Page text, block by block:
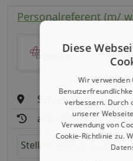
Personalreferent (m/
Schweinfurt
aktualisiert seit:
Stellenbeschreibung:
Diese
Wir verwenden
verbessern. Durch
unserer
Verwendung von
Cookie-Richtlinie zu.